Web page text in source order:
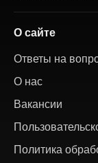
О сайте
Ответы на
О нас
Вакансии
Политика